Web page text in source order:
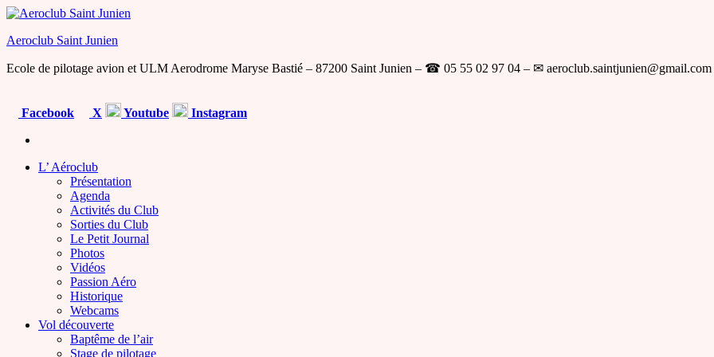
Skip
the
Aeroclub Saint Junien
Ecole de pilotage avion et ULM Aerodrome Maryse Bastié – 87200 Saint Junien – ☎ 05 55 02 97 04 – ✉ aeroclub.saintjunien@gmail.com
Facebook X Youtube Instagram
L’ Aéroclub
Présentation
Agenda
Activités du Club
Sorties du Club
Le Petit Journal
Photos
Vidéos
Passion Aéro
Historique
Webcams
Vol découverte
Baptême de l’air
Stage de pilotage